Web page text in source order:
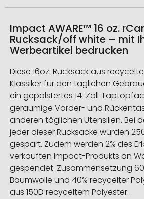
Impact AWARE™ 16 oz.
Rucksack/off white – mit
Werbeartikel bedrucken
Diese 16oz. Rucksack aus
Klassiker für den täglichen
ein gepolstertes 14-Zoll-
geräumige Vorder- und
anderen täglichen Utensilien. Bei
jeder dieser Rucksäcke wurden
gespart. Zudem werden 2% des
verkauften Impact-Produkts an
gespendet. Zusammensetzung
Baumwolle und 40% recycelter
aus 150D recyceltem Polyester.